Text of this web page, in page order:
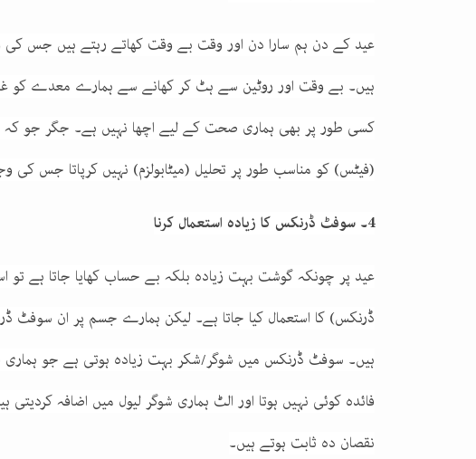
عید کے دن ہم سارا دن اور وقت بے وقت کھاتے رہتے ہیں جس
ہیں۔ بے وقت اور روٹین سے ہٹ کر کھانے سے ہمارے معدے کو غذا
کسی طور پر بھی ہماری صحت کے لیے اچھا نہیں ہے۔ جگر جو کہ
(فیٹس) کو مناسب طور پر تحلیل (میٹابولزم) نہیں کرپاتا جس کی
4۔ سوفٹ ڈرنکس کا زیادہ استعمال کرنا
عید پر چونکہ گوشت بہت زیادہ بلکہ بے حساب کھایا جاتا ہے
ڈرنکس) کا استعمال کیا جاتا ہے۔ لیکن ہمارے جسم پر ان سوفٹ
ہیں۔ سوفٹ ڈرنکس میں شوگر/شکر بہت زیادہ ہوتی ہے جو
فائدہ کوئی نہیں ہوتا اور الٹ ہماری شوگر لیول میں اضافہ
نقصان دہ ثابت ہوتے ہیں۔